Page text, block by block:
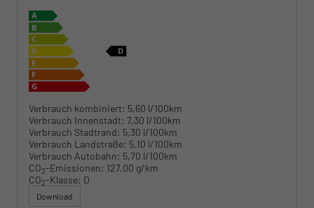
Verbrauch kombiniert: 5,60 l/100km
Verbrauch Innenstadt: 7,30 l/100km
Verbrauch Stadtrand: 5,30 l/100km
Verbrauch Landstraße: 5,10 l/100km
Verbrauch Autobahn: 5,70 l/100km
CO2-Emissionen: 127,00 g/km
CO2-Klasse: D
Download